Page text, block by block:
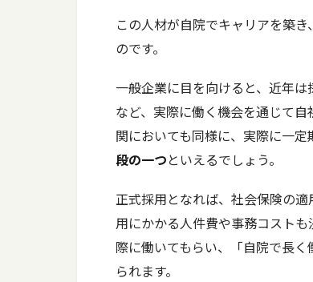
この人材が自院でキャリアを築
のです。
一般企業に目を向けると、近年
など、実際に働く機会を通じて
関においても同様に、実際に一定
段の一つといえるでしょう。
正式採用となれば、社会保険の
用にかかる人件費や事務コスト
際に働いてもらい、「自院で長
られます。